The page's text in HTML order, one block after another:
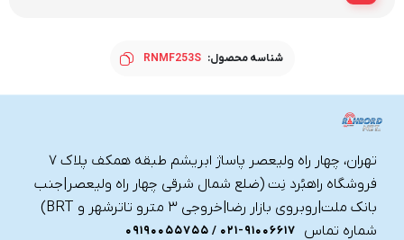
شناسه محصول: RNMF253S
تهران، چهار راه ولیعصر پاساژ ابریشم طبقه همکف پلاک ۷
فروشگاه راهبُرد نِت (ضلع شمال شرقی چهار راه ولیعصر|جنب
بانک ملت|روبروی بازار رضا|خروجی ۳ مترو تاترشهر و BRT)‎‎
شماره تماس
021-91006617 / 09190055755